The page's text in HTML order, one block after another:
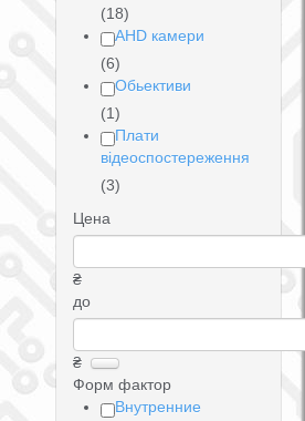
(18)
AHD камери
(6)
Обьективи
(1)
Плати
відеоспостереження
(3)
Цена
₴
до
₴
Форм фактор
Внутренние